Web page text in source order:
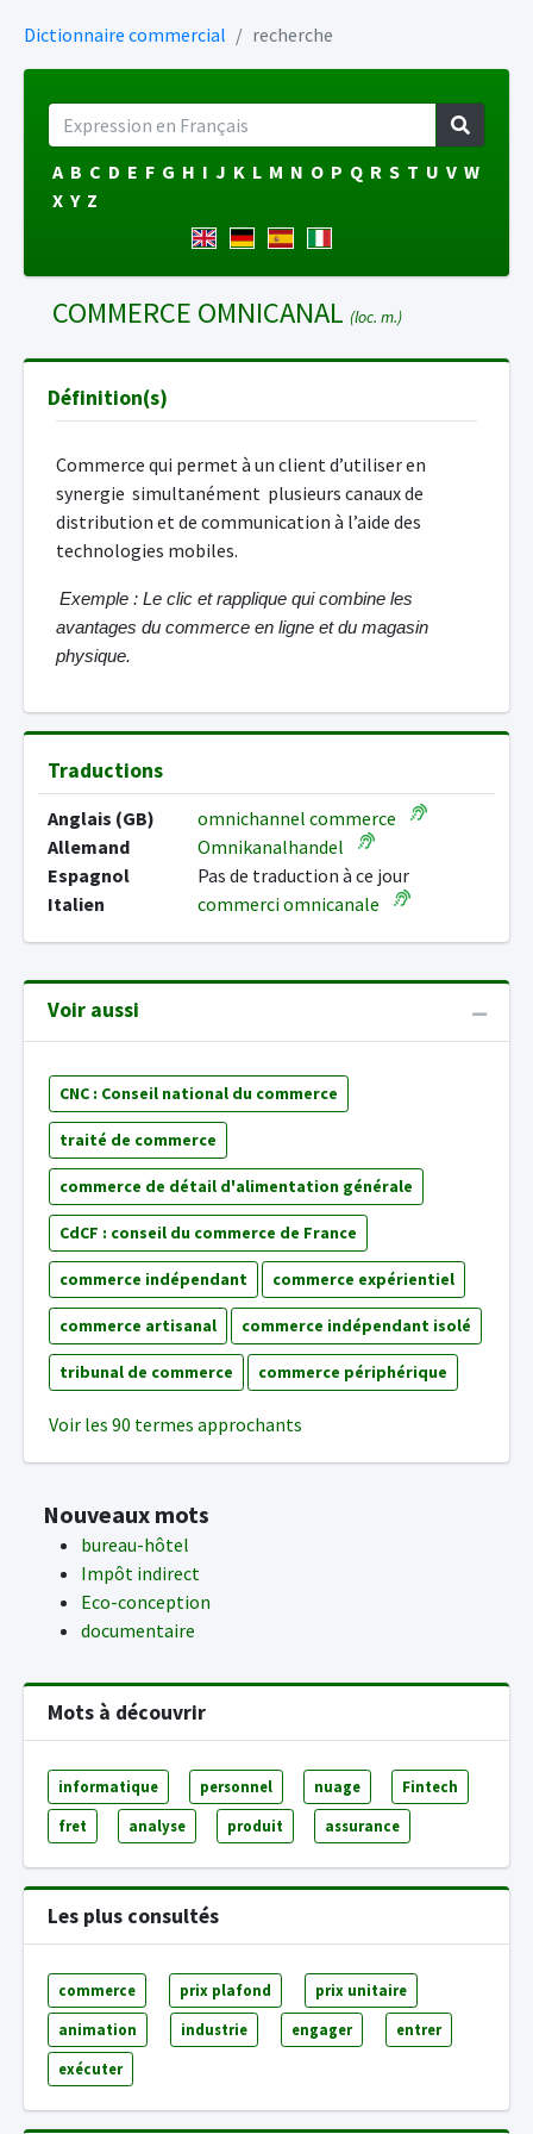
Dictionnaire commercial recherche
A B C D E F G H I J K L M N O P Q R S T U V W
X Y Z
COMMERCE OMNICANAL (loc. m.)
Définition(s)
Commerce qui permet à un client d’utiliser en
synergie simultanément plusieurs canaux de
distribution et de communication à l’aide des
technologies mobiles.
Exemple : Le clic et rapplique qui combine les
avantages du commerce en ligne et du magasin
physique.
Traductions
Anglais (GB)
omnichannel commerce
Allemand
Omnikanalhandel
Espagnol
Pas de traduction à ce jour
Italien
commerci omnicanale
Voir aussi
CNC : Conseil national du commerce
traité de commerce
commerce de détail d'alimentation générale
CdCF : conseil du commerce de France
commerce indépendant commerce expérientiel
commerce artisanal commerce indépendant isolé
tribunal de commerce commerce périphérique
Voir les 90 termes approchants
Nouveaux mots
bureau-hôtel
Impôt indirect
Eco-conception
documentaire
Mots à découvrir
informatique personnel nuage Fintech
fret analyse produit assurance
Les plus consultés
commerce prix plafond prix unitaire
animation industrie engager entrer
exécuter